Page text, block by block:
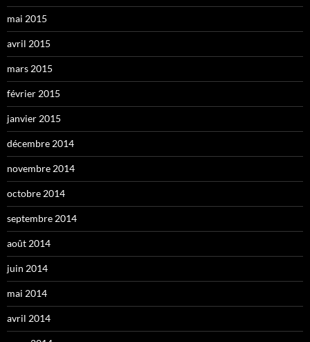
mai 2015
avril 2015
mars 2015
février 2015
janvier 2015
décembre 2014
novembre 2014
octobre 2014
septembre 2014
août 2014
juin 2014
mai 2014
avril 2014